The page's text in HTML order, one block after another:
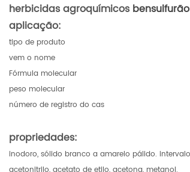
herbicidas agroquímicos
aplicação:
tipo de produto
vem o nome
Fórmula molecular
peso molecular
número de registro do cas
propriedades:
inodoro, sólido branco a amarelo pálido.
acetonitrilo, acetato de etilo, acetona, metanol.